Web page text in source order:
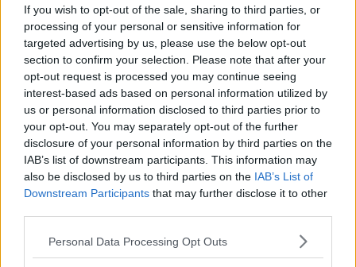
If you wish to opt-out of the sale, sharing to third parties, or
processing of your personal or sensitive information for
targeted advertising by us, please use the below opt-out
section to confirm your selection. Please note that after your
opt-out request is processed you may continue seeing
interest-based ads based on personal information utilized by
us or personal information disclosed to third parties prior to
your opt-out. You may separately opt-out of the further
disclosure of your personal information by third parties on the
IAB’s list of downstream participants. This information may
also be disclosed by us to third parties on the IAB’s List of
Downstream Participants that may further disclose it to other
Please note that this website/app uses one or more Google
Personal Data Processing Opt Outs
Nykomlingen fälls av en besvärande nackdel.
”God chans att bli ny favorit”